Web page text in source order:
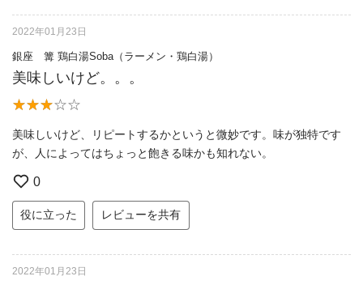
2022年01月23日
銀座 篝 鶏白湯Soba（ラーメン・鶏白湯）
美味しいけど。。。
美味しいけど、リピートするかというと微妙です。味が独特です
が、人によってはちょっと飽きる味かも知れない。
0
役に立った レビューを共有
2022年01月23日